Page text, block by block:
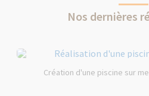
Nos dernières
Création d'une piscine sur